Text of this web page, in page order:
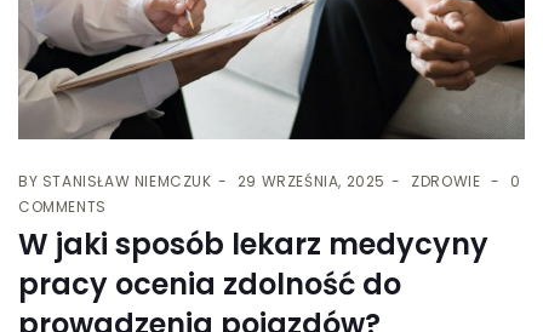
BY STANISŁAW NIEMCZUK 29 WRZEŚNIA, 2025 ZDROWIE
0
COMMENTS
W jaki sposób lekarz medycyny
pracy ocenia zdolność do